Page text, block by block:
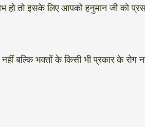
हो तो इसके लिए आपको हनुमान जी को
बल्कि भक्तों के किसी भी प्रकार के रोग